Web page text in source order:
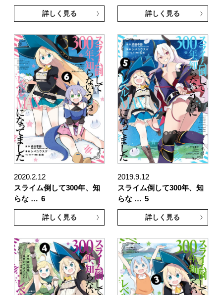
詳しく見る 詳しく見る
2020.2.12
スライム倒して300年、知
らな … 6
詳しく見る
2019.9.12
スライム倒して300年、知
らな … 5
詳しく見る